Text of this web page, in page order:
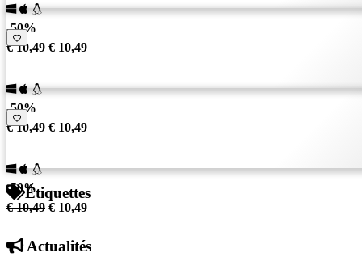
-50%
€ 10,49 € 10,49
-50%
€ 10,49 € 10,49
-50%
€ 10,49 € 10,49
Étiquettes
Actualités